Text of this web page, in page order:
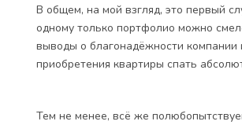
В общем, на мой взгляд, это первый
одному только портфолио можно
выводы о благонадёжности компании
приобретения квартиры спать
Тем не менее, всё же